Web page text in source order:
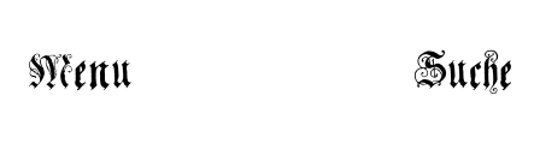
Menu Suche